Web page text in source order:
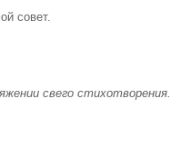
совет.
свего